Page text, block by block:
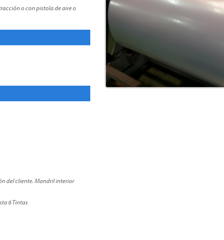
o con pistola de aire o
del cliente. Mandril interior
6 Tintas